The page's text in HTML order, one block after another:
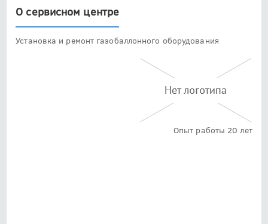
О сервисном центре
Установка и ремонт газобаллонного оборудования
Опыт работы 20 лет